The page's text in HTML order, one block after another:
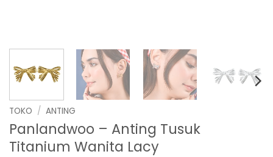
TOKO / ANTING
Panlandwoo – Anting Tusuk
Titanium Wanita Lacy